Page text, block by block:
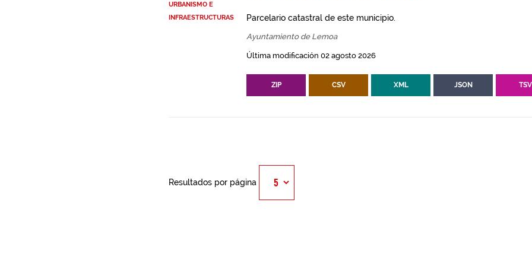
URBANISMO E
INFRAESTRUCTURAS
Parcelario catastral de este municipio.
Ayuntamiento de Lemoa
Última modificación 02 agosto 2026
ZIP CSV XML JSON TSV
Resultados por página